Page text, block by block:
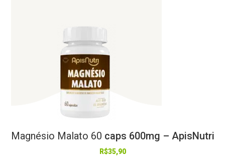
Magnésio Malato 60 caps 600mg – ApisNutri
R$35,90